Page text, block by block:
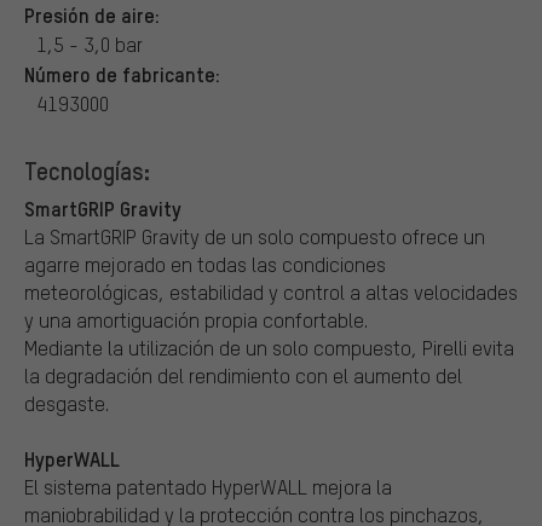
Presión de aire:
1,5 - 3,0 bar
Número de fabricante:
4193000
Tecnologías:
SmartGRIP Gravity
La SmartGRIP Gravity de un solo compuesto ofrece un
agarre mejorado en todas las condiciones
meteorológicas, estabilidad y control a altas velocidades
y una amortiguación propia confortable.
Mediante la utilización de un solo compuesto, Pirelli evita
la degradación del rendimiento con el aumento del
desgaste.
HyperWALL
El sistema patentado HyperWALL mejora la
maniobrabilidad y la protección contra los pinchazos,